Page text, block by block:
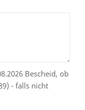
Bescheid, ob
- falls nicht